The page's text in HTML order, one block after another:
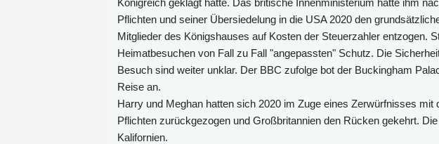
Pflichten und seiner Übersiedelung in die USA 2020 den
Mitglieder des Königshauses auf Kosten der Steuerzahler entzogen.
Heimatbesuchen von Fall zu Fall "angepassten" Schutz. Die
Besuch sind weiter unklar. Der BBC zufolge bot der Buckingham
Reise an.
Harry und Meghan hatten sich 2020 im Zuge eines Zerwürfnisses mit
Pflichten zurückgezogen und Großbritannien den Rücken gekehrt.
Kalifornien.